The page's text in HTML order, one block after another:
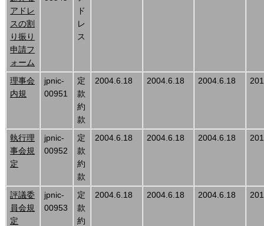
アドレ
スの割
り振り
申請フ
ォーム
ド
レ
ス
理事会
内規
jpnic-
00951
定
款
約
款
2004.6.18 2004.6.18 2004.6.18
執行理
事会規
定
jpnic-
00952
定
款
約
款
2004.6.18 2004.6.18 2004.6.18
評議委
員会規
定
jpnic-
00953
定
款
約
2004.6.18 2004.6.18 2004.6.18